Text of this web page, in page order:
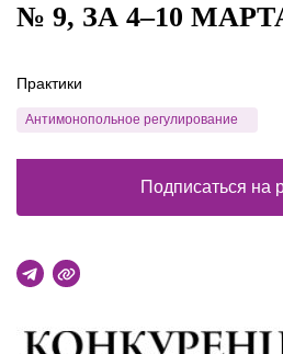
№ 9, ЗА 4–10
Практики
Антимонопольное регулирование
Подписаться на